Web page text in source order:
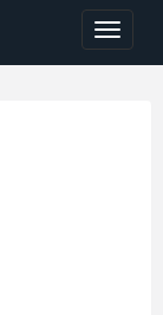
Toggle